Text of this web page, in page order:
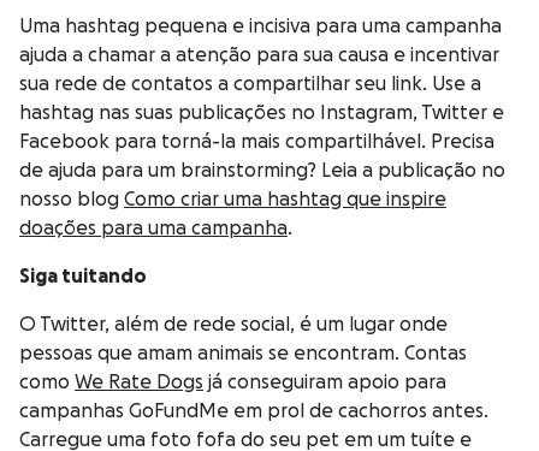
Uma hashtag pequena e incisiva para uma campanha
ajuda a chamar a atenção para sua causa e incentivar
sua rede de contatos a compartilhar seu link. Use a
hashtag nas suas publicações no Instagram, Twitter e
Facebook para torná-la mais compartilhável. Precisa
de ajuda para um brainstorming? Leia a publicação no
nosso blog Como criar uma hashtag que inspire
doações para uma campanha.
Siga tuitando
O Twitter, além de rede social, é um lugar onde
pessoas que amam animais se encontram. Contas
como We Rate Dogs já conseguiram apoio para
campanhas GoFundMe em prol de cachorros antes.
Carregue uma foto fofa do seu pet em um tuíte e